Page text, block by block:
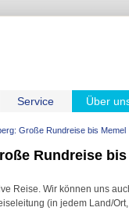
Service Über
Große Rundreise bis Memel
Rundreise bis
Reise. Wir können uns
(in jedem Land/